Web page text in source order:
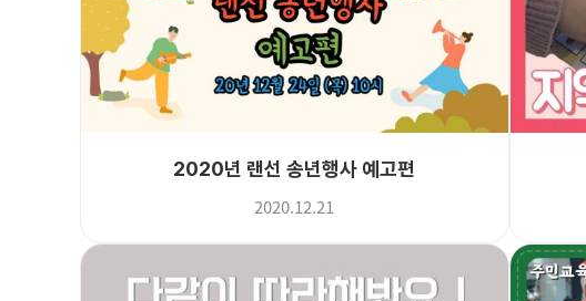
2020년 랜선 송년행사 예고편
2020.12.21